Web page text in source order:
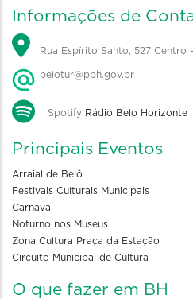
Informações de
Rua Espírito Santo, 527 Centro
belotur@pbh.gov.br
Spotify Rádio Belo Horizonte
Principais Eventos
Arraial de Belô
Festivais Culturais Municipais
Carnaval
Noturno nos Museus
Zona Cultura Praça da Estação
Circuito Municipal de Cultura
O que fazer em BH